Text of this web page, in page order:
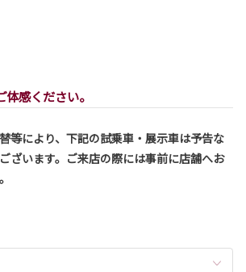
した。
感ください。
等により、下記の試乗車・展示車は予告な
ざいます。ご来店の際には事前に店舗へお